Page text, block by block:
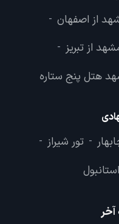
از اصفهان -
از تبریز -
هتل پنج ستاره
- تور شیراز -
آخر